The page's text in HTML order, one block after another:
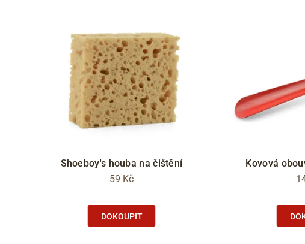
Shoeboy's houba na čištění
59 Kč
DOKOUPIT
Kovová